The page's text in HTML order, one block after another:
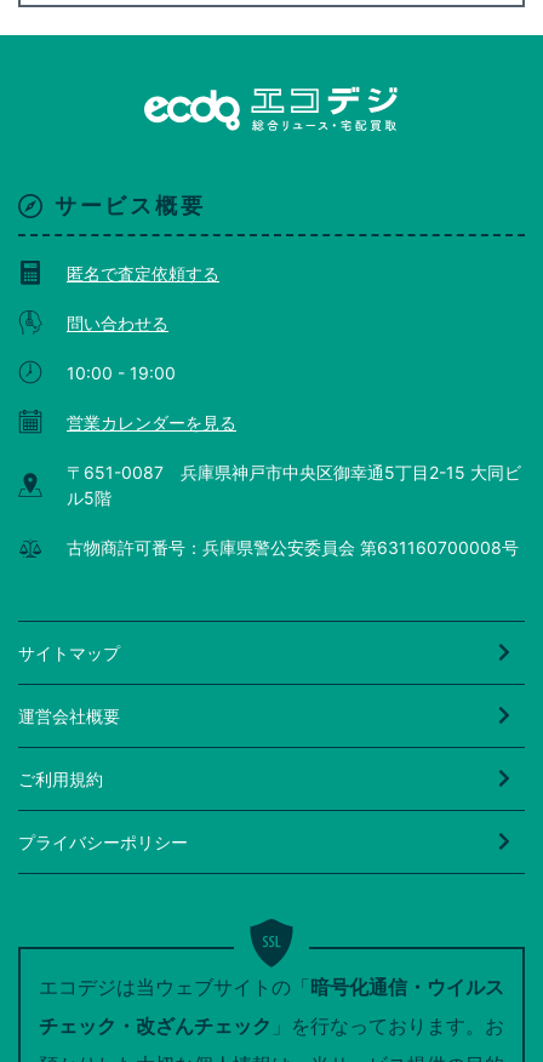
サービス概要
匿名で査定依頼する
問い合わせる
10:00 - 19:00
営業カレンダーを見る
〒651-0087 兵庫県神戸市中央区御幸通5丁目2-15 大同ビ
ル5階
古物商許可番号：兵庫県警公安委員会 第631160700008号
サイトマップ
運営会社概要
ご利用規約
プライバシーポリシー
エコデジは当ウェブサイトの「暗号化通信・ウイルス
チェック・改ざんチェック 」を行なっております。お